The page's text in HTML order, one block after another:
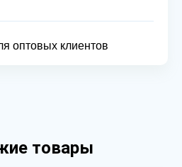
оптовых клиентов
товары